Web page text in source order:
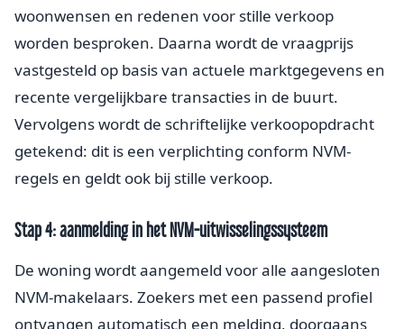
woonwensen en redenen voor stille verkoop
worden besproken. Daarna wordt de vraagprijs
vastgesteld op basis van actuele marktgegevens en
recente vergelijkbare transacties in de buurt.
Vervolgens wordt de schriftelijke verkoopopdracht
getekend: dit is een verplichting conform NVM-
regels en geldt ook bij stille verkoop.
Stap 4: aanmelding in het NVM-uitwisselingssysteem
De woning wordt aangemeld voor alle aangesloten
NVM-makelaars. Zoekers met een passend profiel
ontvangen automatisch een melding, doorgaans